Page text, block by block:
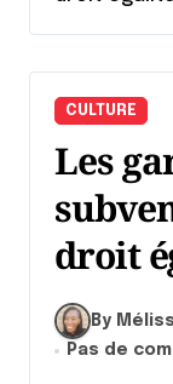
CULTURE
Les
droit
By
Pas de